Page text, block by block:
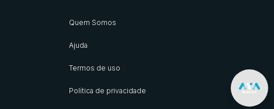
Quem Somos
Ajuda
Termos de uso
Política de privacidade